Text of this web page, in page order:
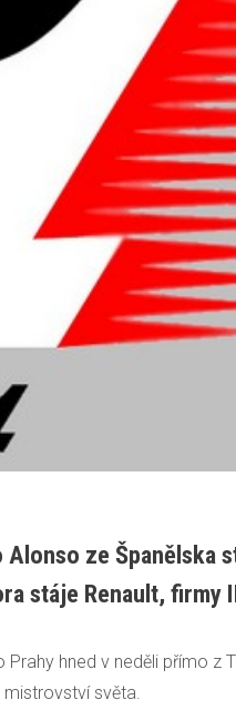
ze Španělska
stáje Renault, firmy
hned v neděli přímo z
světa.